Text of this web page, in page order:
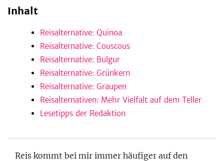
Inhalt
Reisalternative: Quinoa
Reisalternative: Couscous
Reisalternative: Bulgur
Reisalternative: Grünkern
Reisalternative: Graupen
Reisalternativen: Mehr Vielfalt auf dem Teller
Lesetipps der Redaktion
Reis kommt bei mir immer häufiger auf den